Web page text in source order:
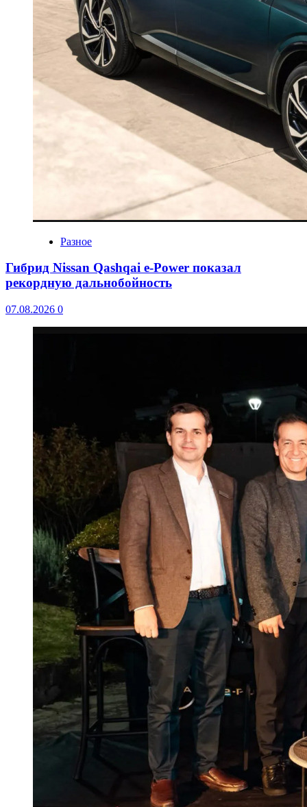
Разное
Гибрид Nissan Qashqai e-Power показал
рекордную дальнобойность
07.08.2026 0